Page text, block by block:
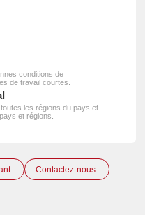
conditions de
de travail courtes.
les régions du pays et
et régions.
Contactez-nous